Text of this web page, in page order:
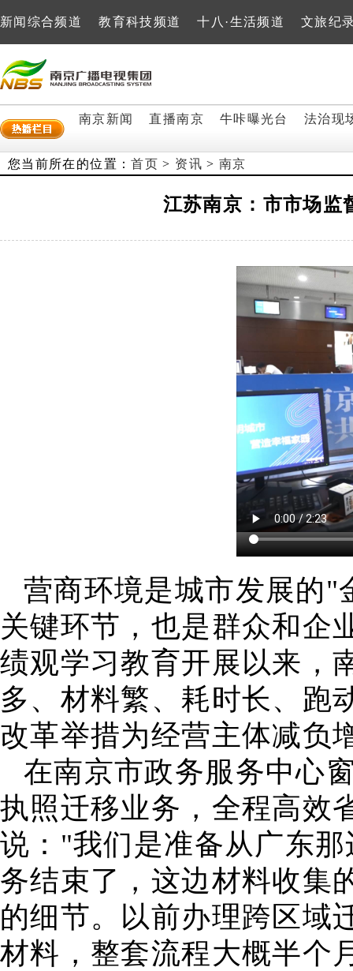
新闻综合频道 教育科技频道 十八·生活频道 文旅纪
南京新闻 直播南京 牛咔曝光台 法治现
您当前所在的位置：首页 > 资讯 >南京
江苏南京：市市场监
营商环境是城市发展的"
关键环节，也是群众和企
绩观学习教育开展以来，
多、材料繁、耗时长、跑
改革举措为经营主体减负
在南京市政务服务中心
执照迁移业务，全程高效
说："我们是准备从广东
务结束了，这边材料收集
的细节。以前办理跨区域
材料，整套流程大概半个